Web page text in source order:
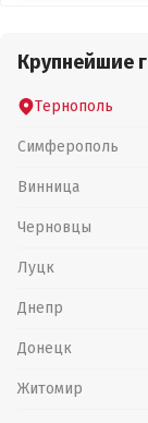
Крупнейшие
Тернополь
Симферополь
Винница
Черновцы
Луцк
Днепр
Донецк
Житомир